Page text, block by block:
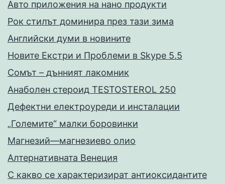
Авто приложения на нано продукти
Рок стилът доминира през тази зима
Английски думи в новините
Новите Екстри и Проблеми в Skype 5.5
Сомът – дънният лакомник
Анаболен стероид TESTOSTEROL 250
Дефектни електроуреди и инсталации
„Големите“ малки боровинки
Магнезий—магнезиево олио
Алтернативната Венеция
С какво се характеризират антиоксидантите